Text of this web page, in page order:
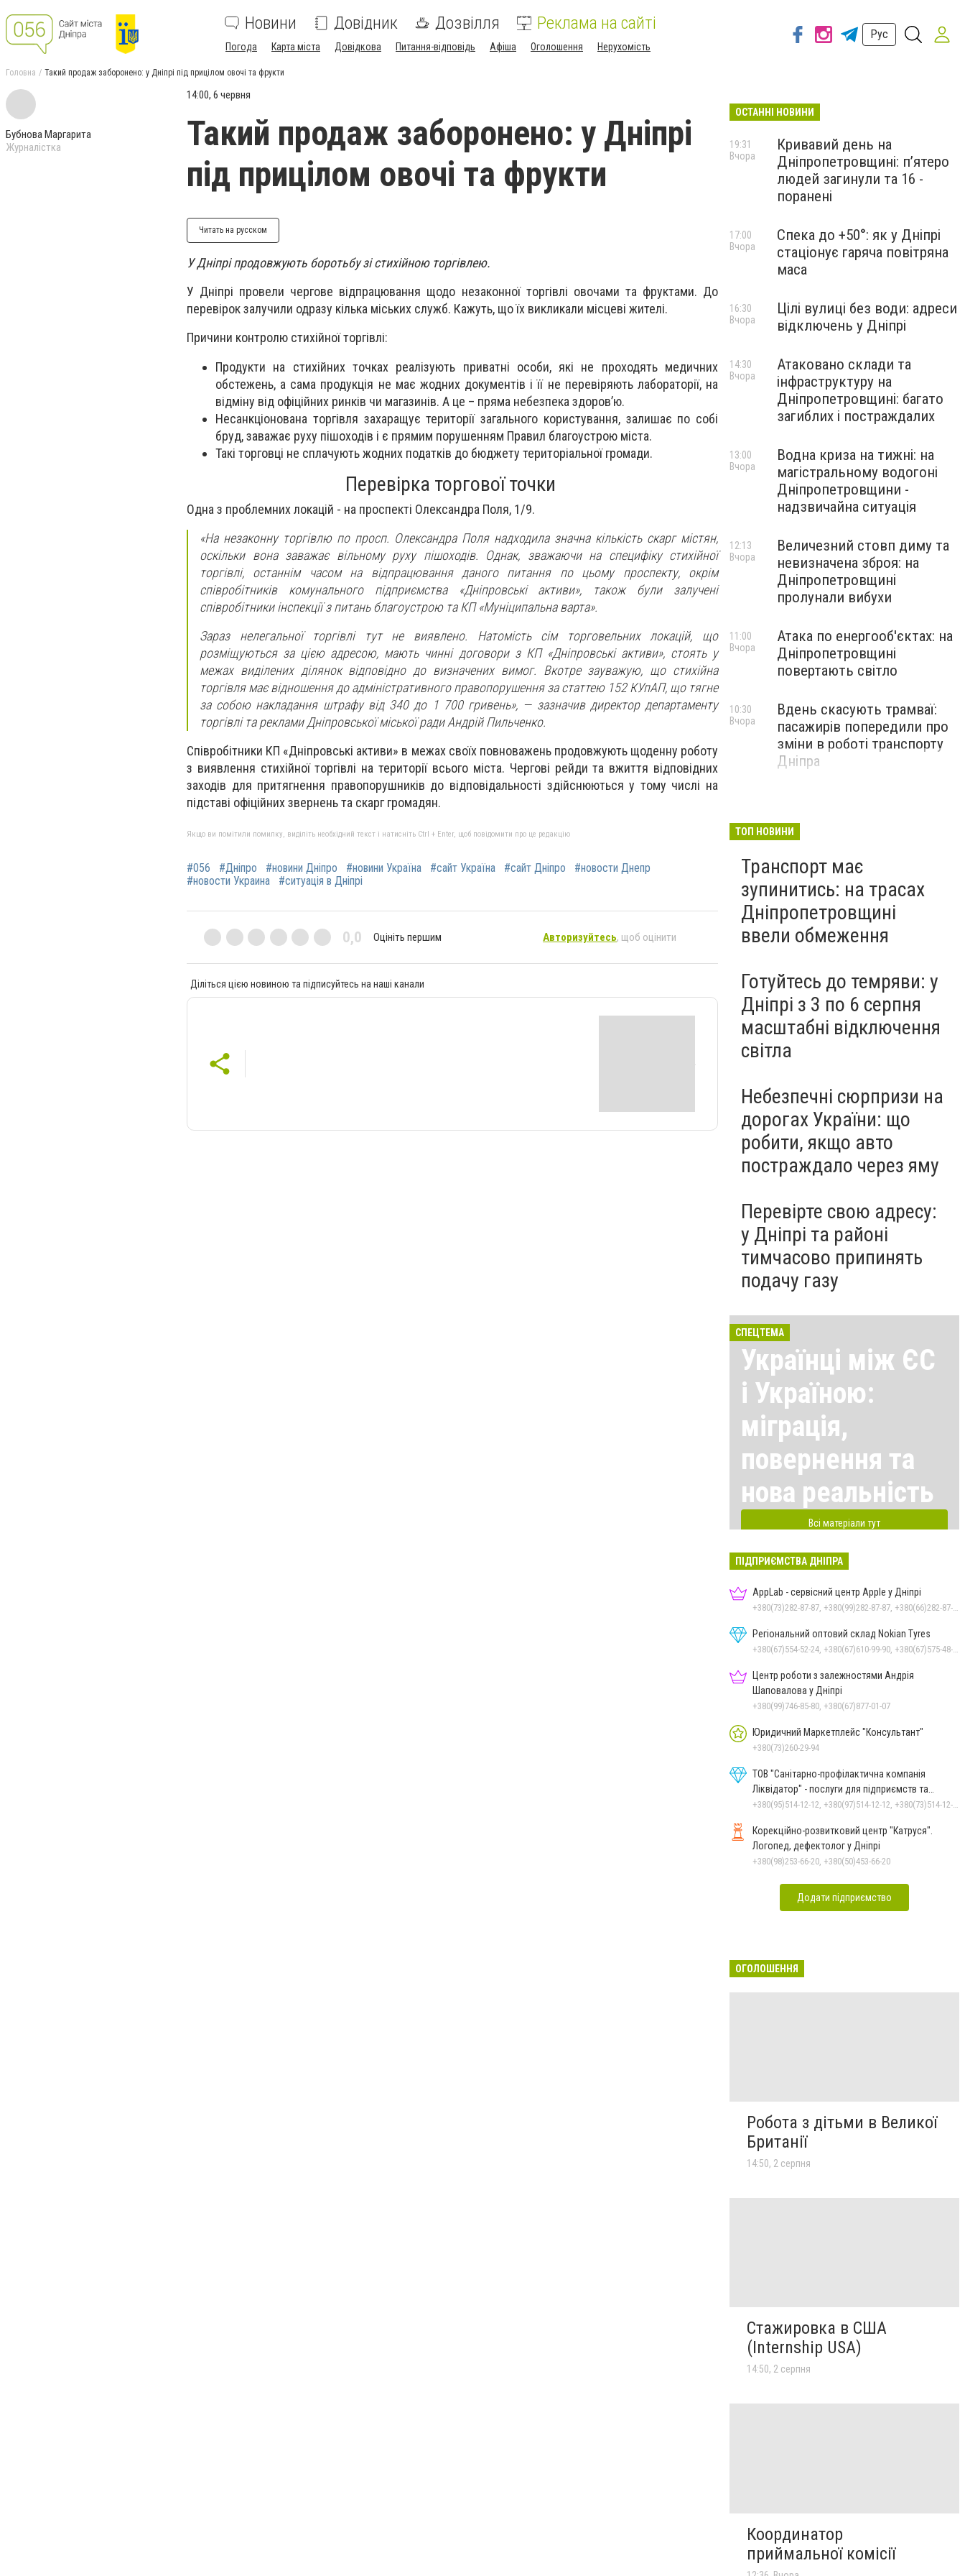
Новини Довідник Дозвілля Реклама на сайті
Погода Карта міста Довідкова Питання-відповідь Афіша Оголошення Нерухомість
Рус
Головна Такий продаж заборонено: у Дніпрі під прицілом овочі та фрукти
Бубнова Маргарита
Журналістка
14:00, 6 червня
Такий продаж заборонено: у Дніпрі
під прицілом овочі та фрукти
Читать на русском
У Дніпрі продовжують боротьбу зі стихійною торгівлею.
У Дніпрі провели чергове відпрацювання щодо незаконної торгівлі овочами та фруктами. До
перевірок залучили одразу кілька міських служб. Кажуть, що їх викликали місцеві жителі.
Причини контролю стихійної торгівлі:
Продукти на стихійних точках реалізують приватні особи, які не проходять медичних
обстежень, а сама продукція не має жодних документів і її не перевіряють лабораторії, на
відміну від офіційних ринків чи магазинів. А це – пряма небезпека здоров’ю.
Несанкціонована торгівля захаращує території загального користування, залишає по собі
бруд, заважає руху пішоходів і є прямим порушенням Правил благоустрою міста.
Такі торговці не сплачують жодних податків до бюджету територіальної громади.
Перевірка торгової точки
Одна з проблемних локацій - на проспекті Олександра Поля, 1/9.
«На незаконну торгівлю по просп. Олександра Поля надходила значна кількість скарг містян,
оскільки вона заважає вільному руху пішоходів. Однак, зважаючи на специфіку стихійної
торгівлі, останнім часом на відпрацювання даного питання по цьому проспекту, окрім
співробітників комунального підприємства «Дніпровські активи», також були залучені
співробітники інспекції з питань благоустрою та КП «Муніципальна варта».
Зараз нелегальної торгівлі тут не виявлено. Натомість сім торговельних локацій, що
розміщуються за цією адресою, мають чинні договори з КП «Дніпровські активи», стоять у
межах виділених ділянок відповідно до визначених вимог. Вкотре зауважую, що стихійна
торгівля має відношення до адміністративного правопорушення за статтею 152 КУпАП, що тягне
за собою накладання штрафу від 340 до 1 700 гривень», — зазначив директор департаменту
торгівлі та реклами Дніпровської міської ради Андрій Пильченко.
Співробітники КП «Дніпровські активи» в межах своїх повноважень продовжують щоденну роботу
з виявлення стихійної торгівлі на території всього міста. Чергові рейди та вжиття відповідних
заходів для притягнення правопорушників до відповідальності здійснюються у тому числі на
підставі офіційних звернень та скарг громадян.
Якщо ви помітили помилку, виділіть необхідний текст і натисніть Ctrl + Enter, щоб повідомити про це редакцію
#056 #Дніпро #новини Дніпро #новини Україна #сайт Україна #сайт Дніпро
#новости Днепр
#новости Украина
#ситуація в Дніпрі
0,0 Оцініть першим Авторизуйтесь, щоб оцінити
Діліться цією новиною та підписуйтесь на наші канали
ОСТАННІ НОВИНИ
Кривавий день на
Дніпропетровщині: п’ятеро
людей загинули та 16 -
поранені
19:31
Вчора
Спека до +50°: як у Дніпрі
стаціонує гаряча повітряна
маса
17:00
Вчора
Цілі вулиці без води: адреси
відключень у Дніпрі
16:30
Вчора
Атаковано склади та
інфраструктуру на
Дніпропетровщині: багато
загиблих і постраждалих
14:30
Вчора
Водна криза на тижні: на
магістральному водогоні
Дніпропетровщини -
надзвичайна ситуація
13:00
Вчора
Величезний стовп диму та
невизначена зброя: на
Дніпропетровщині
пролунали вибухи
12:13
Вчора
Атака по енергооб'єктах: на
Дніпропетровщині
повертають світло
11:00
Вчора
Вдень скасують трамваї:
пасажирів попередили про
зміни в роботі транспорту
Дніпра
10:30
Вчора
ТОП НОВИНИ
Транспорт має
зупинитись: на трасах
Дніпропетровщині
ввели обмеження
Готуйтесь до темряви: у
Дніпрі з 3 по 6 серпня
масштабні відключення
світла
Небезпечні сюрпризи на
дорогах України: що
робити, якщо авто
постраждало через яму
Перевірте свою адресу:
у Дніпрі та районі
тимчасово припинять
подачу газу
СПЕЦТЕМА
Українці між ЄС
і Україною:
міграція,
повернення та
нова реальність
Всі матеріали тут
ПІДПРИЄМСТВА ДНІПРА
AppLab - сервісний центр Apple у Дніпрі
Регіональний оптовий склад Nokian Tyres
Центр роботи з залежностями Андрія
Шаповалова у Дніпрі
+380(99)746-85-80, +380(67)877-01-07
Юридичний Маркетплейс "Консультант"
+380(73)260-29-94
ТОВ "Санітарно-профілактична компанія
Ліквідатор" - послуги для підприємств та
населення
Корекційно-розвитковий центр "Катруся".
Логопед, дефектолог у Дніпрі
+380(98)253-66-20, +380(50)453-66-20
Додати підприємство
ОГОЛОШЕННЯ
Робота з дітьми в Великої
Британії
14:50, 2 серпня
Стажировка в США
(Internship USA)
14:50, 2 серпня
Координатор
приймальної комісії